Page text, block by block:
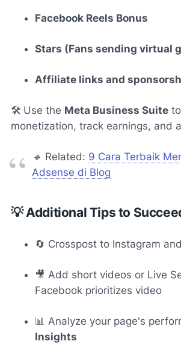
Facebook Reels Bonus
Stars (Fans sending virtual
Affiliate links and
🛠️ Use the Meta Business Suite
monetization, track earnings, and
🔹 Related: 9 Cara Terbaik
Adsense di Blog
💡 Additional Tips to
🔄 Crosspost to Instagram
🎥 Add short videos or Live
Facebook prioritizes video
📊 Analyze your page's
Insights